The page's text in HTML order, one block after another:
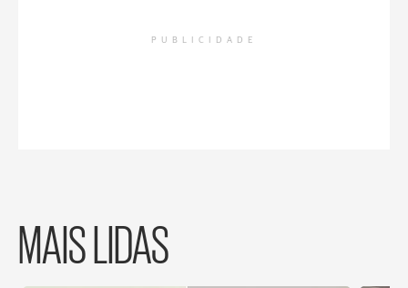
PUBLICIDADE
MAIS LIDAS